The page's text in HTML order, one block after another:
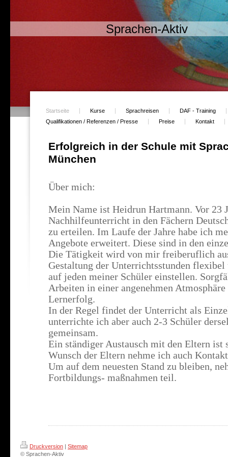
Sprachen-Aktiv
Startseite Kurse Sprachreisen
DAF - Training
Qualifikationen / Referenzen / Presse
Preise Kontakt
Erfolgreich in der Schule mit
München
Über mich:
Mein Name ist Heidrun Hartmann. Vor 23
Nachhilfeunterricht in den Fächern
zu erteilen. Im Laufe der Jahre habe ich
Angebote erweitert. Diese sind in den
Die Tätigkeit wird von mir freiberuflich
Gestaltung der Unterrichtsstunden
auf jeden meiner Schüler einstellen.
Arbeiten in einer angenehmen
Lernerfolg.
In der Regel findet der Unterricht als
unterrichte ich aber auch 2-3 Schüler
gemeinsam.
Ein ständiger Austausch mit den Eltern ist
Wunsch der Eltern nehme ich auch
Um auf dem neuesten Stand zu bleiben,
Fortbildungs- maßnahmen teil.
Druckversion | Sitemap
© Sprachen-Aktiv